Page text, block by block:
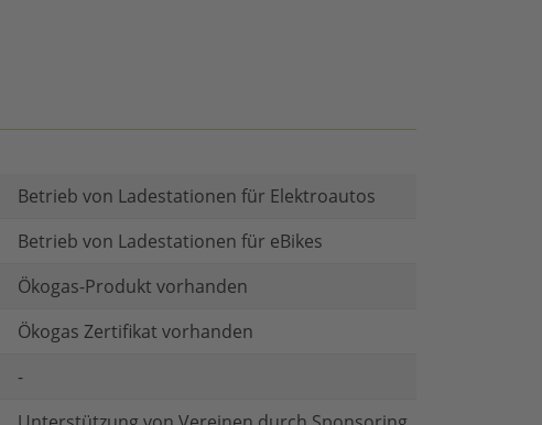
Betrieb von Ladestationen für Elektroautos
Betrieb von Ladestationen für eBikes
Ökogas-Produkt vorhanden
Ökogas Zertifikat vorhanden
-